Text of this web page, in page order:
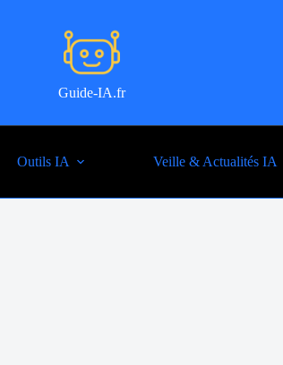
Guide-IA.fr
Outils IA Veille & Actualités IA